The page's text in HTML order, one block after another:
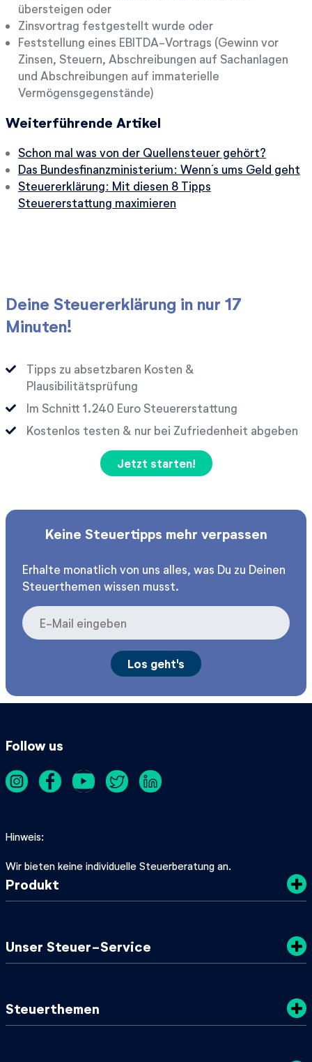
Deine Steuererklärung in nur 17
Minuten!
Tipps zu absetzbaren Kosten &
Plausibilitätsprüfung
Im Schnitt
Euro Steuererstattung
Kostenlos testen & nur bei Zufriedenheit abgeben
Jetzt starten!
Keine Steuertipps mehr verpassen
Erhalte monatlich von uns alles, was Du zu Deinen
Steuerthemen wissen musst.
übersteigen oder
Zinsvortrag festgestellt wurde oder
Feststellung eines EBITDA-Vortrags (Gewinn vor
Zinsen, Steuern, Abschreibungen auf Sachanlagen
und Abschreibungen auf immaterielle
Vermögensgegenstände)
Weiterführende Artikel
Schon mal was von der Quellensteuer gehört?
Das Bundesfinanzministerium: Wenn´s ums Geld geht
Steuererklärung: Mit diesen 8 Tipps
Steuererstattung maximieren
Follow us
Hinweis
Wir bieten keine individuelle Steuerberatung an.
Produkt
Unser Steuer-Service
Steuerthemen